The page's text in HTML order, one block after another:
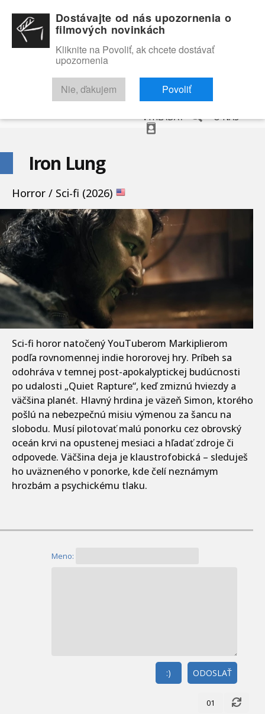
RECENZIE TRAILERY FILMOVÁ DATABÁZA
VYHĽADAŤ O NÁS
Iron Lung
Horror / Sci-fi (2026)
Sci-fi horor natočený YouTuberom Markiplierom
podľa rovnomennej indie hororovej hry. Príbeh sa
odohráva v temnej post-apokalyptickej budúcnosti
po udalosti „Quiet Rapture“, keď zmiznú hviezdy a
väčšina planét. Hlavný hrdina je väzeň Simon, ktorého
pošlú na nebezpečnú misiu výmenou za šancu na
slobodu. Musí pilotovať malú ponorku cez obrovský
oceán krvi na opustenej mesiaci a hľadať zdroje či
odpovede. Väčšina deja je klaustrofobická – sleduješ
ho uväzneného v ponorke, kde čelí neznámym
hrozbám a psychickému tlaku.
Meno:
ODOSLAŤ
:)
01
Dostávajte od nás upozornenia o
filmových novinkách
Kliknite na Povoliť, ak chcete dostávať
upozornenia
Nie, ďakujem Povoliť